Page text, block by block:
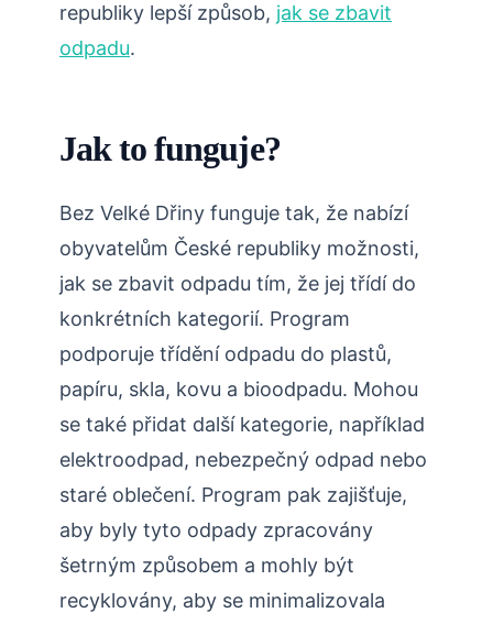
republiky lepší způsob, jak se zbavit
odpadu.
Jak to funguje?
Bez Velké Dřiny funguje tak, že nabízí
obyvatelům České republiky možnosti,
jak se zbavit odpadu tím, že jej třídí do
konkrétních kategorií. Program
podporuje třídění odpadu do plastů,
papíru, skla, kovu a bioodpadu. Mohou
se také přidat další kategorie, například
elektroodpad, nebezpečný odpad nebo
staré oblečení. Program pak zajišťuje,
aby byly tyto odpady zpracovány
šetrným způsobem a mohly být
recyklovány, aby se minimalizovala